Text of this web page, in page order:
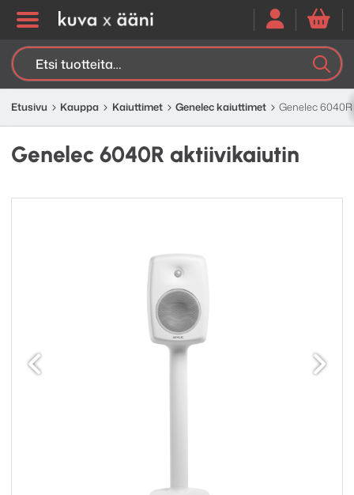
Etsi:
Etusivu Kauppa Kaiuttimet Genelec kaiuttimet Genelec
Genelec 6040R aktiivikaiutin